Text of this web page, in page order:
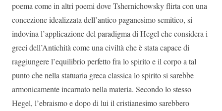
poema come in altri poemi dove Tshernichowsky flirta con una
concezione idealizzata dell’antico paganesimo semitico, si
indovina l’applicazione del paradigma di Hegel che considera i
greci dell’Antichità come una civiltà che è stata capace di
raggiungere l’equilibrio perfetto fra lo spirito e il corpo a tal
punto che nella statuaria greca classica lo spirito si sarebbe
armonicamente incarnato nella materia. Secondo lo stesso
Hegel, l’ebraismo e dopo di lui il cristianesimo sarebbero